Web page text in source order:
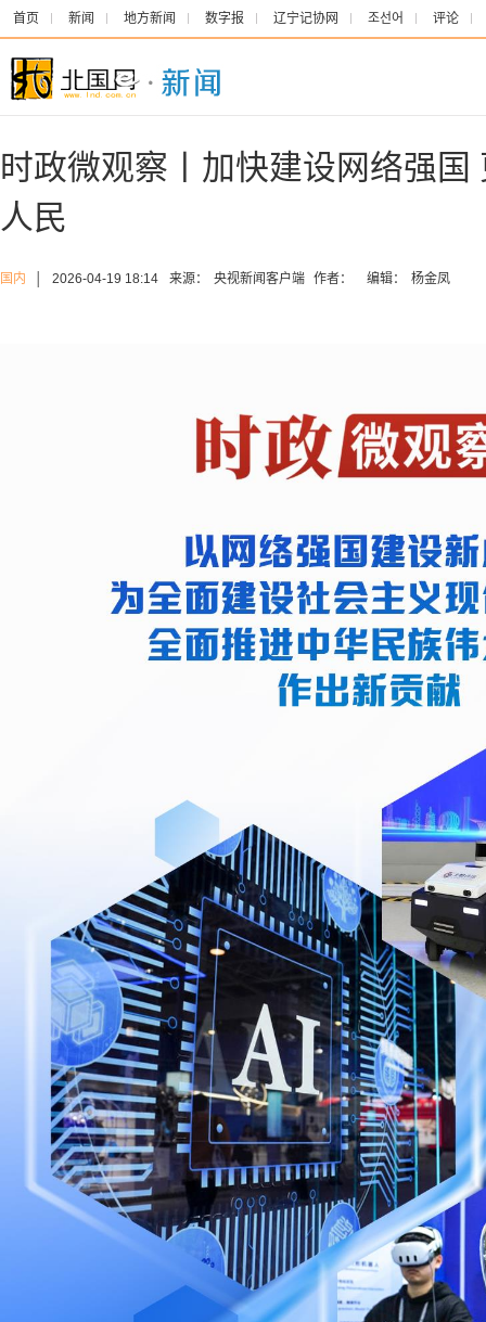
首页 新闻 地方新闻 数字报 辽宁记协网 조선어 评论
时政微观察丨加快建设网络强国
人民
国内 2026-04-19 18:14 来源： 央视新闻客户端 作者： 编辑： 杨金凤